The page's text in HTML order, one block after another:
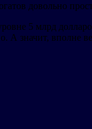
довольно
5 млрд
значит, вполне